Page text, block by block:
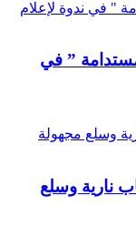
” في
قطعة ألعاب نارية وسلع